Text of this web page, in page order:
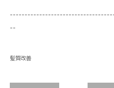
--
髪質改善